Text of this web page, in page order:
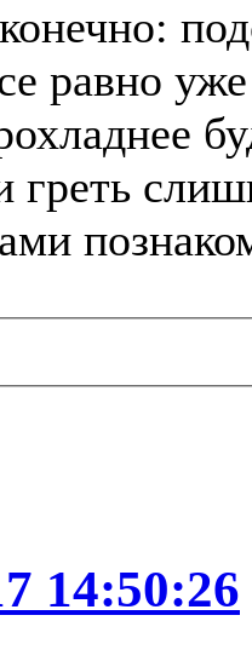
равно
греть
14:50:26